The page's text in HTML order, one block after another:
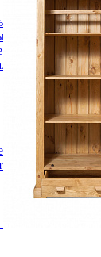
с подъемным
с подъемным
с